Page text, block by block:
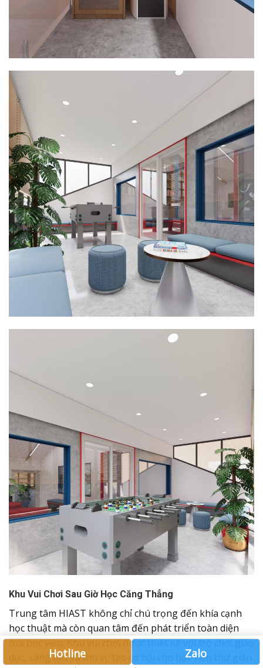
Khu Vui Chơi Sau Giờ Học Căng Thẳng
Trung tâm HIAST không chỉ chú trọng đến khía cạnh
học thuật mà còn quan tâm đến phát triển toàn diện
của học viên. Khu vui chơi được thiết kế với trò chơi giáo
dục, sáng tạo và thú vị, tạo cơ hội cho học viên thư giãn
Hotline Zalo